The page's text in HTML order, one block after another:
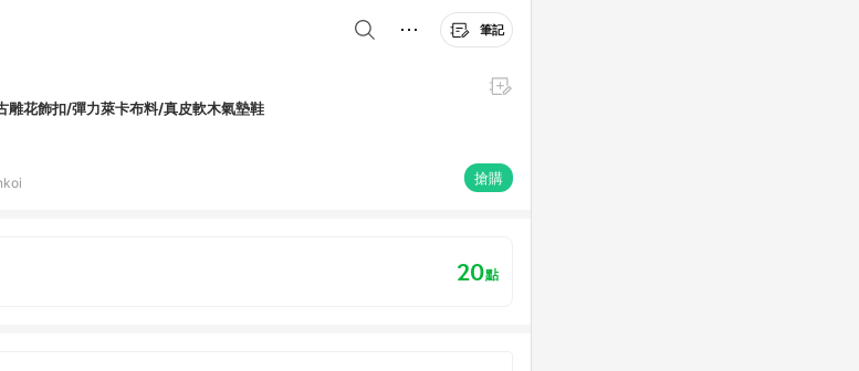
筆記
花】復古雕花飾扣/彈力萊卡布料/真皮軟木氣墊鞋
搶購
20點